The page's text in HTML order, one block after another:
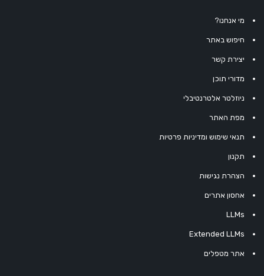
מי אנחנו?
חיפוש באתר
יצירת קשר
מדורי תוכן
ניוזלטר אלטרנטיבלי
מפת האתר
תנאי שימוש ומדיניות פרטיות
תקנון
הצהרת נגישות
אחסון אתרים
LLMs
Extended LLMs
אתר מטפלים